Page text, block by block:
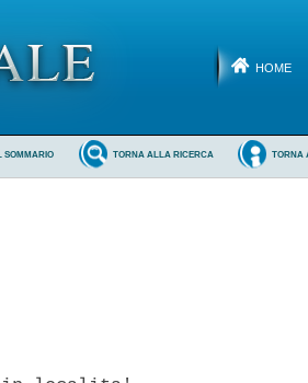
HOME
TORNA
TORNA ALLA RICERCA
SOMMARIO